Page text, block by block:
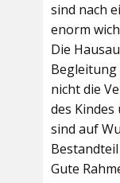
sind nach
enorm
Die
Begleitung
nicht die
des
sind auf
Gute